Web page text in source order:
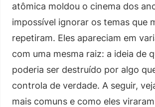
atômica moldou o cinema dos
impossível ignorar os temas que
repetiram. Eles apareciam em
com uma mesma raiz: a ideia de
poderia ser destruído por algo
controla de verdade. A seguir,
mais comuns e como eles